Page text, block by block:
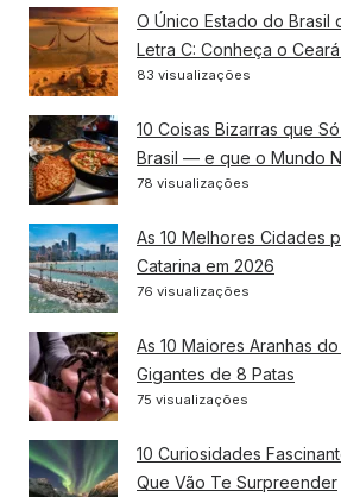
O Único Estado do Brasil
Letra C: Conheça o
83 visualizações
10 Coisas Bizarras que
Brasil — e que o Mundo
78 visualizações
As 10 Melhores Cidades
Catarina em 2026
76 visualizações
As 10 Maiores Aranhas
Gigantes de 8 Patas
75 visualizações
10 Curiosidades
Que Vão Te Surpreender